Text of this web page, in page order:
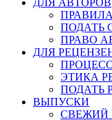
ДЛЯ АВТОРОВ
ПОДАТЬ
ПРАВО
ДЛЯ
ЭТИКА
ПОДАТЬ
ВЫПУСКИ
СВЕЖИЙ